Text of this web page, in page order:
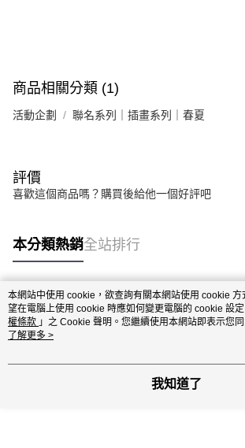
商品相關分類 (1)
活動企劃 聯名系列｜插畫系列｜春夏
評價
喜歡這個商品嗎？購買後給他一個好評吧
本分類熱銷全站排行
熱門標籤
本網站中使用 cookie，欲查詢有關本網站使用 cookie
望在電腦上使用 cookie 時應如何變更電腦的 cookie 設
權條款 」之 Cookie 聲明。您繼續使用本網站即表示您
用條款之 Cookie 聲明使用 cookie。
了解更多 >
我知道了